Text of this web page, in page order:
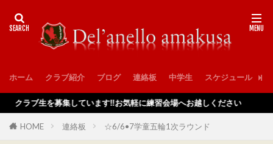
ホーム クラブ紹介 ブログ 連絡板 中学生 スケジュール
ブ生を募集しています‼️お気軽に練習会場へお越しください
HOME 連絡板 ☆6/6•7学童五輪1次ラウンド